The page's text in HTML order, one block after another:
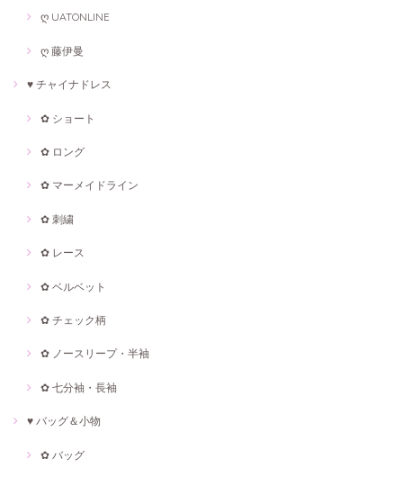
ღ UATONLINE
ღ 藤伊曼
♥ チャイナドレス
✿ ショート
✿ ロング
✿ マーメイドライン
✿ 刺繍
✿ レース
✿ ベルベット
✿ チェック柄
✿ ノースリープ・半袖
✿ 七分袖・長袖
♥ バッグ＆小物
✿ バッグ